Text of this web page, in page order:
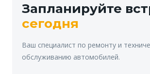
Запланируйте
сегодня
Ваш специалист по ремонту и
обслуживанию автомобилей.